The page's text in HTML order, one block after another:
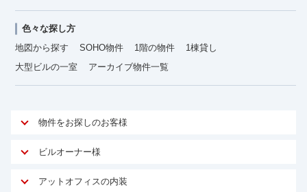
色々な探し方
地図から探す
SOHO物件 1階の物件
1棟貸し
大型ビルの一室
アーカイブ物件一覧
物件をお探しのお客様
アットオフィスが選ばれる理由
ご契約者様インタビュー
ビルオーナー様
オーナー様向けサービス
アットオフィスの内装